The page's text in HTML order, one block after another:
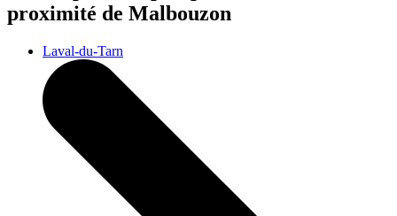
proximité de Malbouzon
Laval-du-Tarn